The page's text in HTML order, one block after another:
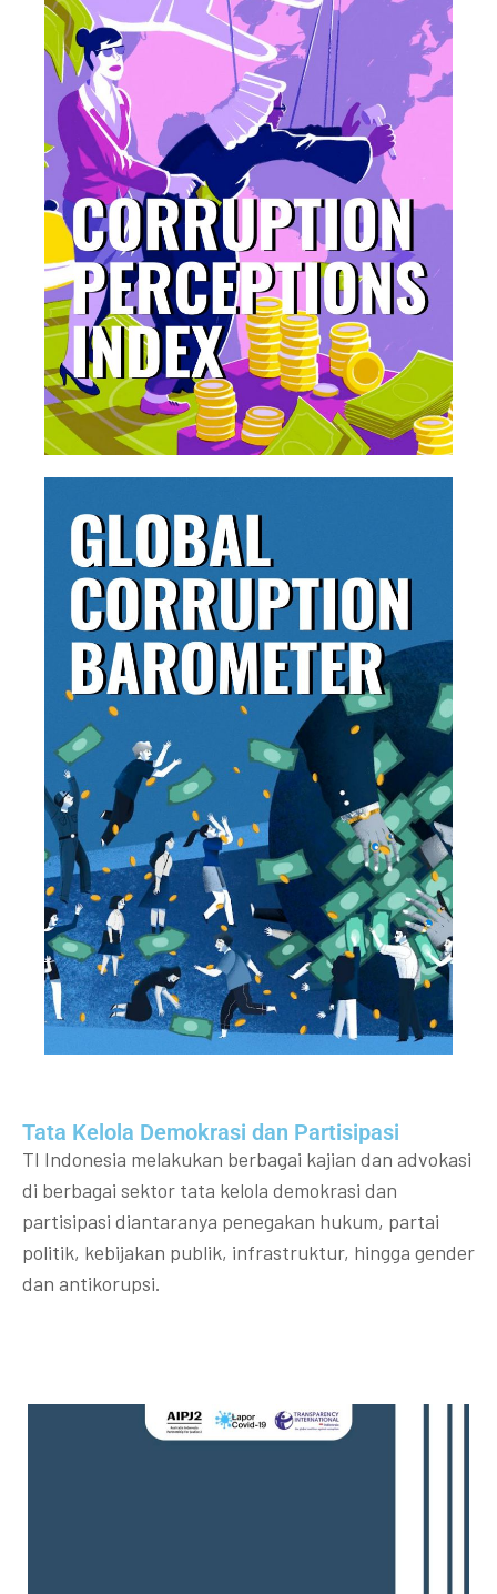
Tata Kelola Demokrasi dan Partisipasi​
TI Indonesia melakukan berbagai kajian dan advokasi
di berbagai sektor tata kelola demokrasi dan
partisipasi diantaranya penegakan hukum, partai
politik, kebijakan publik, infrastruktur, hingga gender
dan antikorupsi.